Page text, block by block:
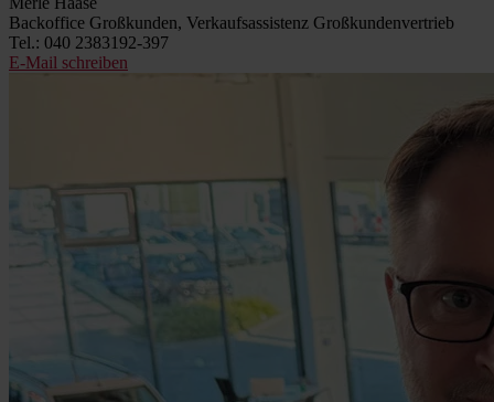
Backoffice Großkunden, Verkaufsassistenz Großkundenvertrieb
Tel.: 040 2383192-397
E-Mail schreiben